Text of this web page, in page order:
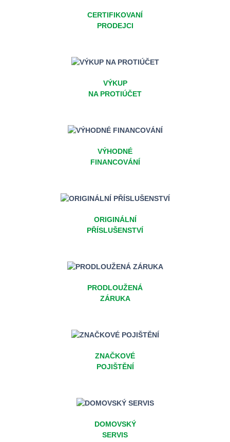
CERTIFIKOVANÍ
PRODEJCI
VÝKUP
NA PROTIÚČET
VÝHODNÉ
FINANCOVÁNÍ
ORIGINÁLNÍ
PŘÍSLUŠENSTVÍ
PRODLOUŽENÁ
ZÁRUKA
ZNAČKOVÉ
POJIŠTĚNÍ
DOMOVSKÝ
SERVIS